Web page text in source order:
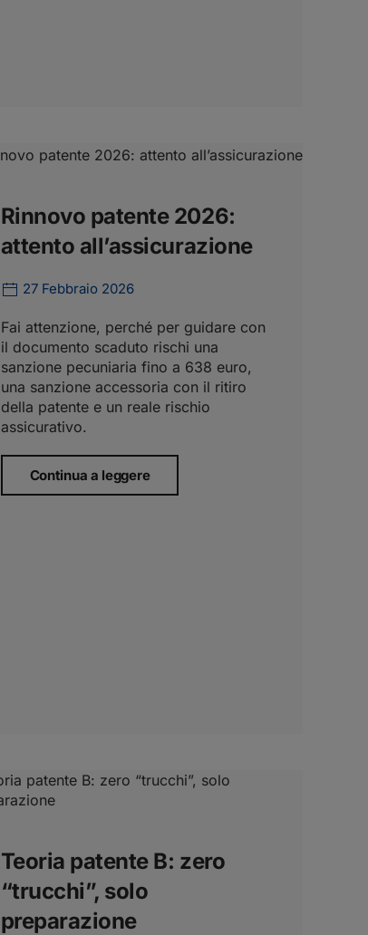
Rinnovo patente 2026:
attento all’assicurazione
27 Febbraio 2026
Fai attenzione, perché per guidare con
il documento scaduto rischi una
sanzione pecuniaria fino a 638 euro,
una sanzione accessoria con il ritiro
della patente e un reale rischio
assicurativo.
Continua a leggere
Teoria patente B: zero
“trucchi”, solo
preparazione